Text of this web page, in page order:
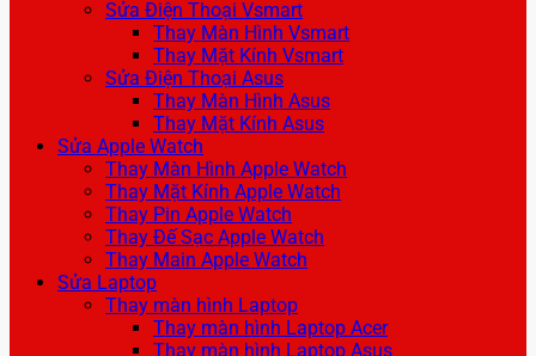
Sửa Điện Thoại Vsmart
Thay Màn Hình Vsmart
Thay Mặt Kính Vsmart
Sửa Điện Thoại Asus
Thay Màn Hình Asus
Thay Mặt Kính Asus
Sửa Apple Watch
Thay Màn Hình Apple Watch
Thay Mặt Kính Apple Watch
Thay Pin Apple Watch
Thay Đế Sạc Apple Watch
Thay Main Apple Watch
Sửa Laptop
Thay màn hình Laptop
Thay màn hình Laptop Acer
Thay màn hình Laptop Asus